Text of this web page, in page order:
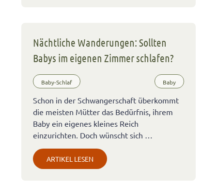
Nächtliche Wanderungen: Sollten
Babys im eigenen Zimmer schlafen?
Baby-Schlaf Baby
Schon in der Schwangerschaft überkommt
die meisten Mütter das Bedürfnis, ihrem
Baby ein eigenes kleines Reich
einzurichten. Doch wünscht sich …
ARTIKEL LESEN